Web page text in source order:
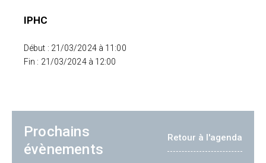
IPHC
Début : 21/03/2024 à 11:00
Fin : 21/03/2024 à 12:00
Prochains
évènements
Retour à l'agenda